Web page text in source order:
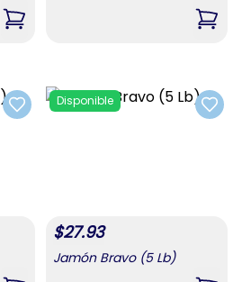
,Chuletas De Cerdo (5 Lb) ,
Add to favorites Add
Disponible
$27.93
Jamón Bravo (5 Lb)